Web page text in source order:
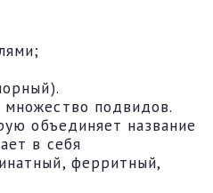
подвидов.
объединяет название
в себя
ферритный,